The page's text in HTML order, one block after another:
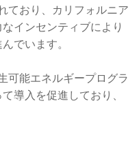
ており、カリフォルニア
インセンティブにより
でいます。
可能エネルギープログラ
導入を促進しており、